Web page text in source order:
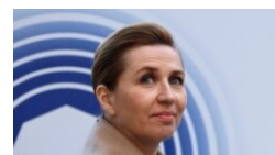
УКРАЇНА
СВІТ
СХЕМИ
КИТАЙ.ВИКЛИКИ
МУЛЬТИМЕДІА